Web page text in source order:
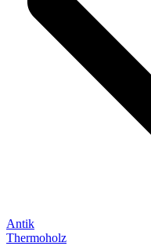
Antik
Thermoholz